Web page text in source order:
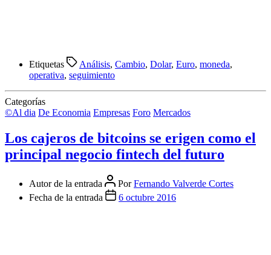
Etiquetas Análisis, Cambio, Dolar, Euro, moneda,
operativa, seguimiento
Categorías
©Al dia De Economia Empresas Foro Mercados
Los cajeros de bitcoins se erigen como el
principal negocio fintech del futuro
Autor de la entrada PorFernando Valverde Cortes
Fecha de la entrada
6 octubre 2016